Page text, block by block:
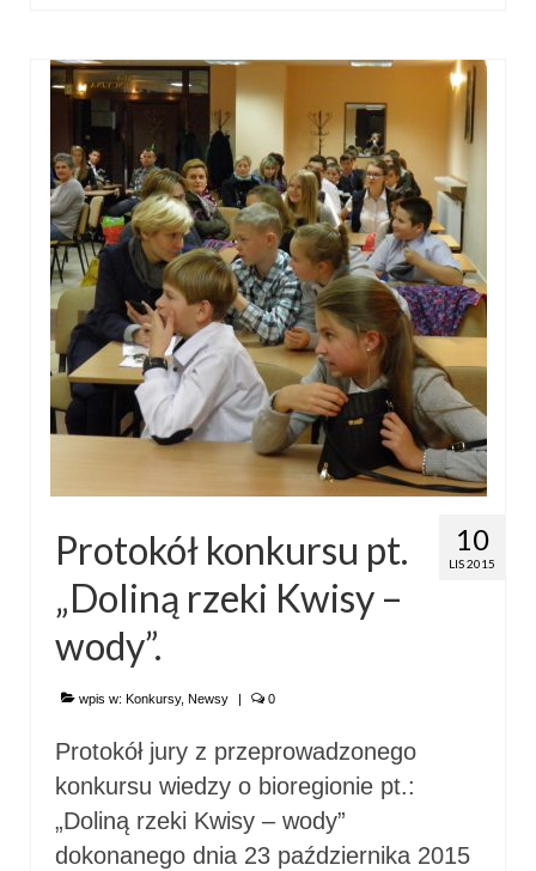
10
LIS 2015
Protokół konkursu pt.
„Doliną rzeki Kwisy –
wody”.
wpis w: Konkursy, Newsy | 0
Protokół jury z przeprowadzonego
konkursu wiedzy o bioregionie pt.:
„Doliną rzeki Kwisy – wody”
dokonanego dnia 23 października 2015